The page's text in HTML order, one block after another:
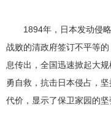
1894年，日本发动侵略
战败的清政府签订不平等
息传出，全国迅速掀起大
勇自救，抗击日本侵占，
代价，显示了保卫家园的坚